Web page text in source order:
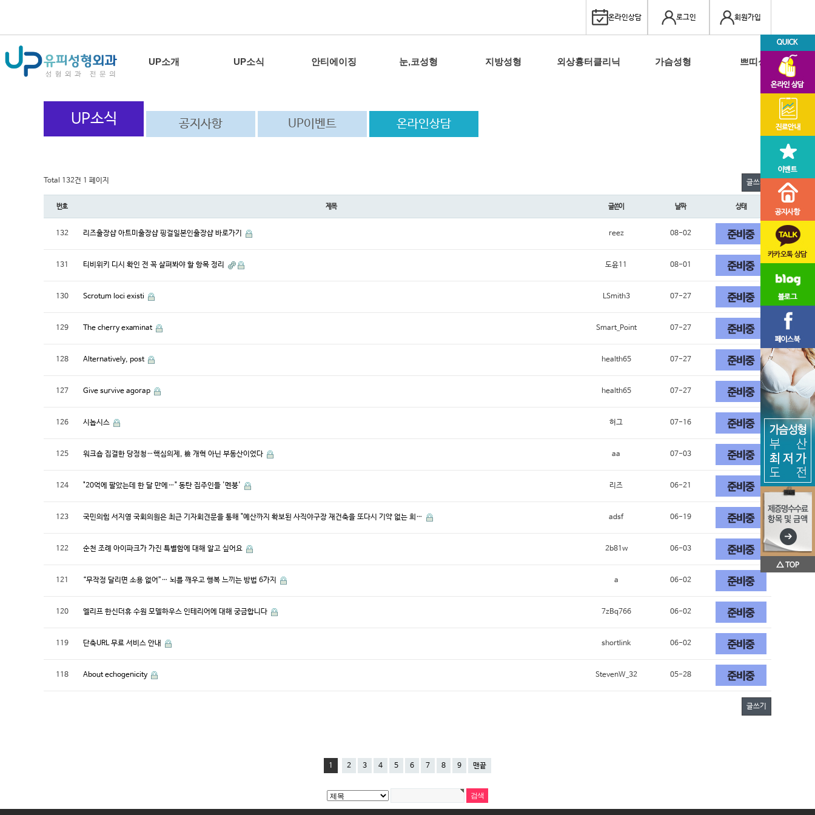
회원가입
로그인
온라인상담
UP소개 UP소식 안티에이징 눈,코성형 지방성형 외상흉터클리닉 가슴성형 쁘띠성형
UP소식 공지사항 UP이벤트 온라인상담
Total 132건 1 페이지 글쓰기
번호 제목 글쓴이 날짜 상태
132 리즈출장샵 아트미출장샵 핑걸일본인출장샵 바로가기 reez 08-02
131 티비위키 디시 확인 전 꼭 살펴봐야 할 항목 정리 도윤11 08-01
130 Scrotum loci existi LSmith3 07-27
129 The cherry examinat Smart_Point 07-27
128 Alternatively, post health65 07-27
127 Give survive agorap health65 07-27
126 시놉시스 허그 07-16
125 워크숍 집결한 당정청…핵심의제, 檢 개혁 아닌 부동산이었다 aa 07-03
124 "20억에 팔았는데 한 달 만에…" 동탄 집주인들 '멘붕' 리즈 06-21
123 국민의힘 서지영 국회의원은 최근 기자회견문을 통해 "예산까지 확보된 사직야구장 재건축을 또다시 기약 없는 희… adsf 06-19
122 순천 조례 아이파크가 가진 특별함에 대해 알고 싶어요 2b81w 06-03
121 “무작정 달리면 소용 없어”… 뇌를 깨우고 행복 느끼는 방법 6가지 a 06-02
120 엘리프 한신더휴 수원 모델하우스 인테리어에 대해 궁금합니다 7zBq766 06-02
119 단축URL 무료 서비스 안내 shortlink 06-02
118 About echogenicity StevenW_32 05-28
글쓰기
1 2 3 4 5 6 7 8 9 맨끝